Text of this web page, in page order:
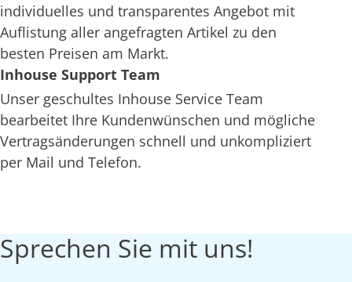
individuelles und transparentes Angebot mit
Auflistung aller angefragten Artikel zu den
besten Preisen am Markt.
Inhouse Support Team
Unser geschultes Inhouse Service Team
bearbeitet Ihre Kundenwünschen und mögliche
Vertragsänderungen schnell und unkompliziert
per Mail und Telefon.
Sprechen Sie mit uns!